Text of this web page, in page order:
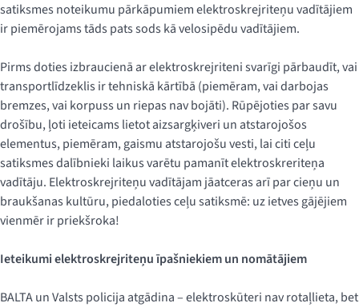
satiksmes noteikumu pārkāpumiem elektroskrejriteņu vadītājiem
ir piemērojams tāds pats sods kā velosipēdu vadītājiem.
Pirms doties izbraucienā ar elektroskrejriteni svarīgi pārbaudīt, vai
transportlīdzeklis ir tehniskā kārtībā (piemēram, vai darbojas
bremzes, vai korpuss un riepas nav bojāti). Rūpējoties par savu
drošību, ļoti ieteicams lietot aizsargķiveri un atstarojošos
elementus, piemēram, gaismu atstarojošu vesti, lai citi ceļu
satiksmes dalībnieki laikus varētu pamanīt elektroskreriteņa
vadītāju. Elektroskrejriteņu vadītājam jāatceras arī par cieņu un
braukšanas kultūru, piedaloties ceļu satiksmē: uz ietves gājējiem
vienmēr ir priekšroka!
Ieteikumi elektroskrejriteņu īpašniekiem un nomātājiem
BALTA un Valsts policija atgādina – elektroskūteri nav rotaļlieta, bet